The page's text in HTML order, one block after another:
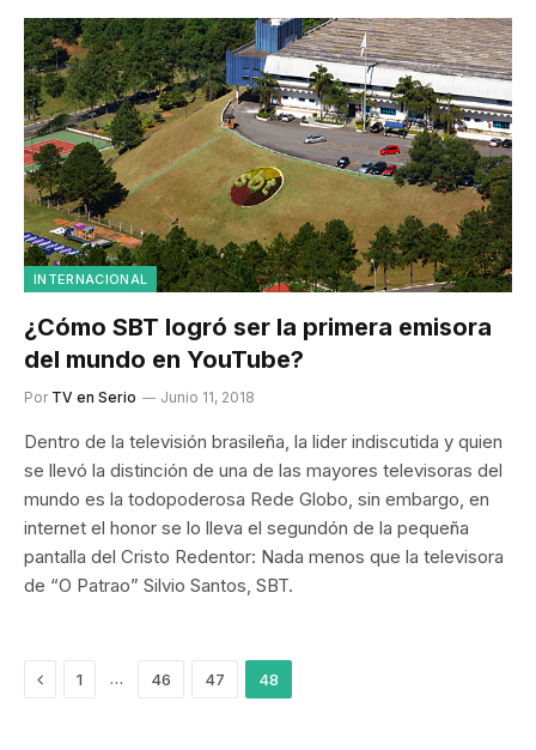
INTERNACIONAL
¿Cómo SBT logró ser la primera emisora
del mundo en YouTube?
Por TV en Serio Junio 11, 2018
Dentro de la televisión brasileña, la lider indiscutida y quien
se llevó la distinción de una de las mayores televisoras del
mundo es la todopoderosa Rede Globo, sin embargo, en
internet el honor se lo lleva el segundón de la pequeña
pantalla del Cristo Redentor: Nada menos que la televisora
de “O Patrao” Silvio Santos, SBT.
Previous
1 … 46 47 48